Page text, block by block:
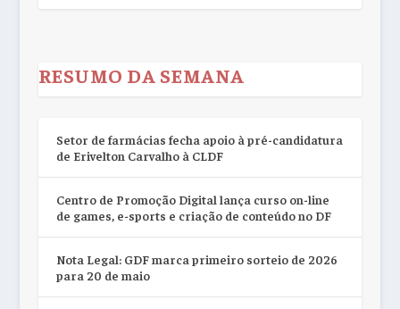
RESUMO DA SEMANA
Setor de farmácias fecha apoio à pré-candidatura
de Erivelton Carvalho à CLDF
Centro de Promoção Digital lança curso on-line
de games, e-sports e criação de conteúdo no DF
Nota Legal: GDF marca primeiro sorteio de 2026
para 20 de maio